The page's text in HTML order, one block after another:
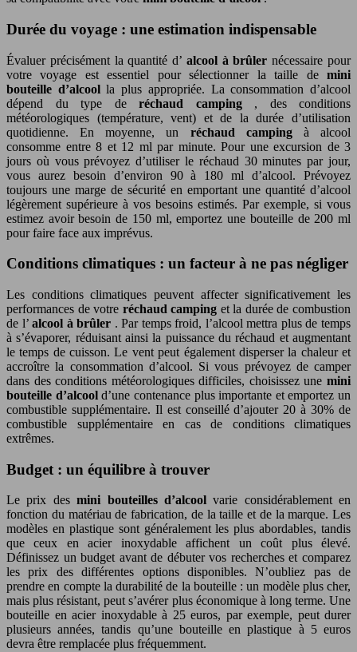
Durée du voyage : une estimation indispensable
Évaluer précisément la quantité d’ alcool à brûlernécessaire pour
votre voyage est essentiel pour sélectionner la taille de mini
bouteille d’alcoolla plus appropriée. La consommation d’alcool
dépend du type de réchaud camping , des conditions
météorologiques (température, vent) et de la durée d’utilisation
quotidienne. En moyenne, un réchaud camping à alcool
consomme entre 8 et 12 ml par minute. Pour une excursion de 3
jours où vous prévoyez d’utiliser le réchaud 30 minutes par jour,
vous aurez besoin d’environ 90 à 180 ml d’alcool. Prévoyez
toujours une marge de sécurité en emportant une quantité d’alcool
légèrement supérieure à vos besoins estimés. Par exemple, si vous
estimez avoir besoin de 150 ml, emportez une bouteille de 200 ml
pour faire face aux imprévus.
Conditions climatiques : un facteur à ne pas négliger
Les conditions climatiques peuvent affecter significativement les
performances de votre réchaud camping et la durée de combustion
de l’alcool à brûler . Par temps froid, l’alcool mettra plus de temps
à s’évaporer, réduisant ainsi la puissance du réchaud et augmentant
le temps de cuisson. Le vent peut également disperser la chaleur et
accroître la consommation d’alcool. Si vous prévoyez de camper
dans des conditions météorologiques difficiles, choisissez une mini
bouteille d’alcoold’une contenance plus importante et emportez un
combustible supplémentaire. Il est conseillé d’ajouter 20 à 30% de
combustible supplémentaire en cas de conditions climatiques
extrêmes.
Budget : un équilibre à trouver
Le prix desmini bouteilles d’alcoolvarie considérablement en
fonction du matériau de fabrication, de la taille et de la marque. Les
modèles en plastique sont généralement les plus abordables, tandis
que ceux en acier inoxydable affichent un coût plus élevé.
Définissez un budget avant de débuter vos recherches et comparez
les prix des différentes options disponibles. N’oubliez pas de
prendre en compte la durabilité de la bouteille : un modèle plus cher,
mais plus résistant, peut s’avérer plus économique à long terme. Une
bouteille en acier inoxydable à 25 euros, par exemple, peut durer
plusieurs années, tandis qu’une bouteille en plastique à 5 euros
devra être remplacée plus fréquemment.